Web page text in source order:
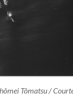
Tômatsu /